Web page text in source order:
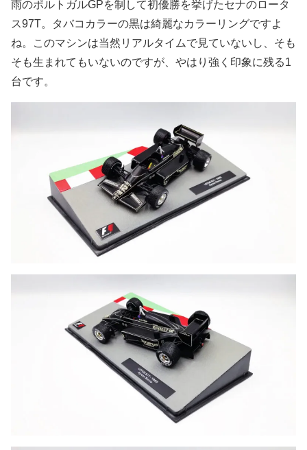
雨のポルトガルGPを制して初優勝を挙げたセナのロータ
ス97T。タバコカラーの黒は綺麗なカラーリングですよ
ね。このマシンは当然リアルタイムで見ていないし、そも
そも生まれてもいないのですが、やはり強く印象に残る1
台です。